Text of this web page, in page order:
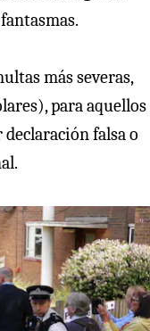
más severas,
para aquellos
falsa o